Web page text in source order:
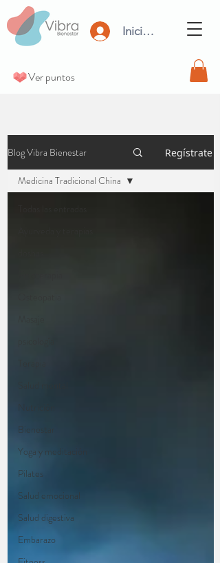
Iniciar Sesión
Ver puntos
Blog Vibra Bienestar Regístrate
Bienestar
Yoga y meditación
Pilates
Salud emocional
Salud digestiva
Embarazo
Medicina Tradicional China